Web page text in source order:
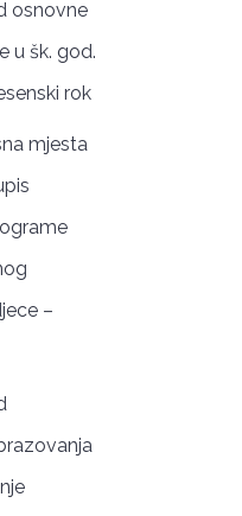
osnovne
u šk. god.
rok
mjesta
–